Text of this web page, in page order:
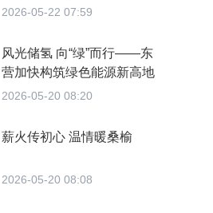
育新风
2026-05-22 07:59
风光储氢 向“绿”而行——东
营加快构筑绿色能源新高地
2026-05-20 08:20
薪火传初心 温情暖桑榆
2026-05-20 08:08